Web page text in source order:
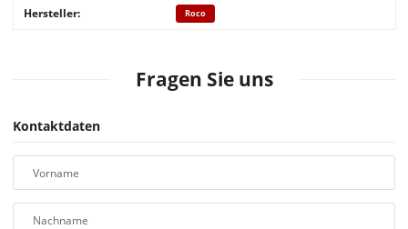
Produkteigenschaft
Wert
Hersteller: Roco
Fragen Sie uns
Kontaktdaten
Vorname
Nachname